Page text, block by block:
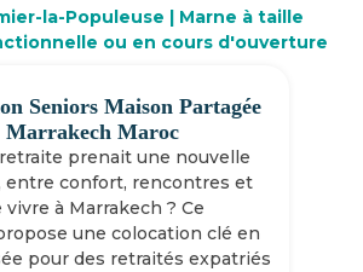
la-Populeuse | Marne à taille
ou en cours d'ouverture
Seniors Maison Partagée
Marrakech Maroc
prenait une nouvelle
entre confort, rencontres et
à Marrakech ? Ce
une colocation clé en
pour des retraités expatriés